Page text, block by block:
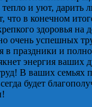
и уют, дарить
что в конечном
здоровья на
очень успешных
в праздники и
энергия ваших
В ваших семьях
будет